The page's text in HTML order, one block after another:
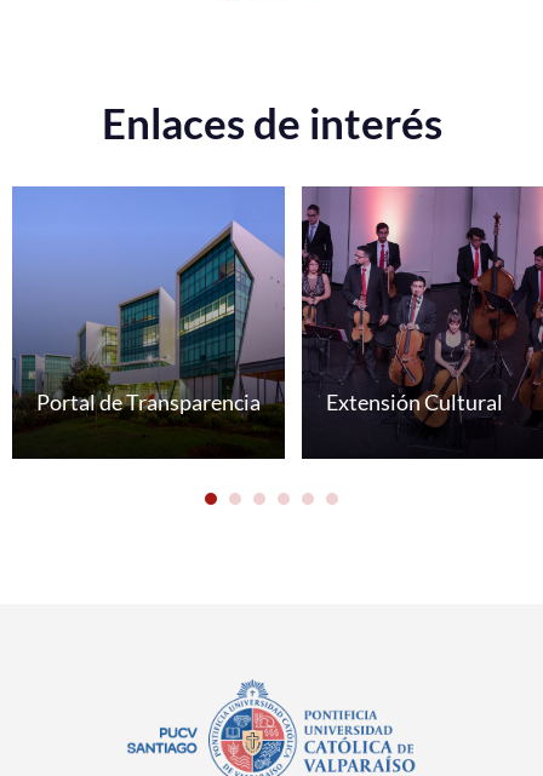
Enlaces de interés
Portal de Transparencia Extensión Cultural